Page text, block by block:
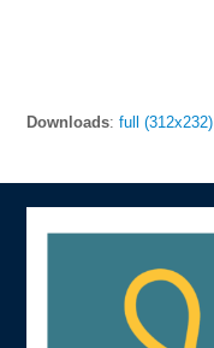
Downloads:full (312x232)